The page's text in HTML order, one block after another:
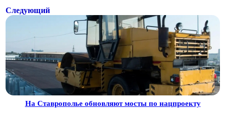
Следующий
На Ставрополье обновляют мосты по нацпроекту